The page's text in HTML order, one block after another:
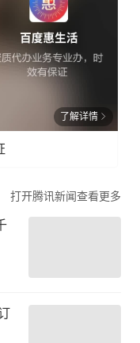
了解详情
打开腾讯新闻查看更多